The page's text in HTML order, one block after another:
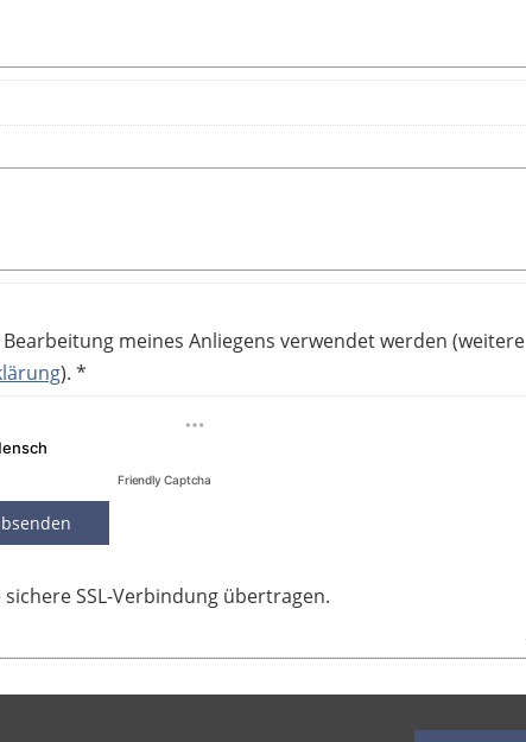
meines Anliegens verwendet werden (weitere
). *
Friendly Captcha
SSL-Verbindung übertragen.